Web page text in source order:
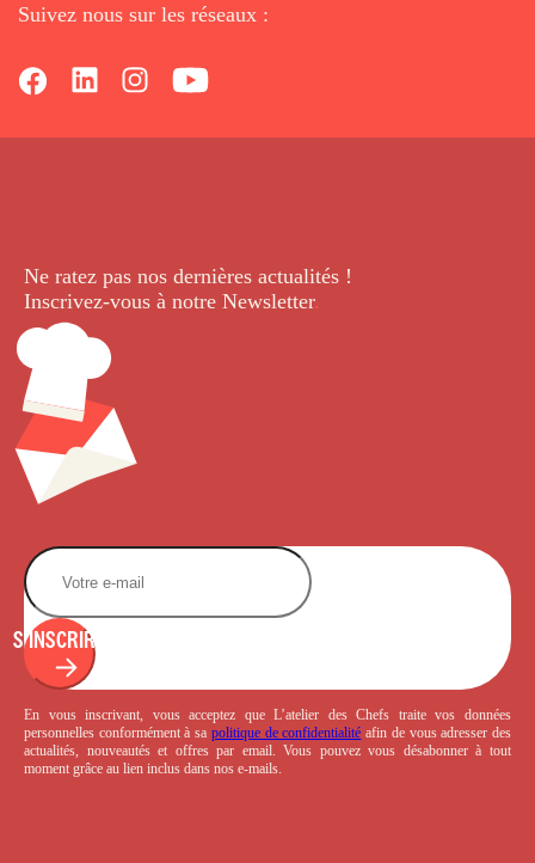
Suivez nous sur les réseaux :
Ne ratez pas nos dernières actualités !
Inscrivez-vous à notre Newsletter.
S'INSCRIRE
En vous inscrivant, vous acceptez que L’atelier des Chefs traite vos données
personnelles conformément à sa politique de confidentialité afin de vous adresser des
actualités, nouveautés et offres par email. Vous pouvez vous désabonner à tout
moment grâce au lien inclus dans nos e-mails.